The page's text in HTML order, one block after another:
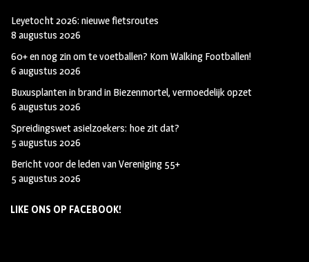
Leyetocht 2026: nieuwe fietsroutes
8 augustus 2026
60+ en nog zin om te voetballen? Kom Walking Footballen!
6 augustus 2026
Buxusplanten in brand in Biezenmortel, vermoedelijk opzet
6 augustus 2026
Spreidingswet asielzoekers: hoe zit dat?
5 augustus 2026
Bericht voor de leden van Vereniging 55+
5 augustus 2026
LIKE ONS OP FACEBOOK!